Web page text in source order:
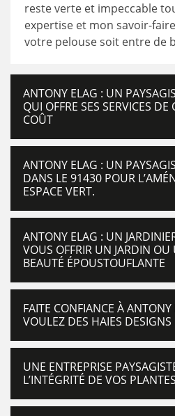
reste verte et impeccable
expertise et mon savoir-
votre pelouse soit entre de
ANTONY ELAG : UN
QUI OFFRE SES SERVICES
COÛT
ANTONY ELAG : UN
DANS LE 91430 POUR
ESPACE VERT.
ANTONY ELAG : UN
VOUS OFFRIR UN JARDIN OU
BEAUTÉ ÉPOUSTOUFLANTE
FAITE CONFIANCE À
VOULEZ DES HAIES DESIGNS
UNE ENTREPRISE
L’INTÉGRITÉ DE VOS PLANTES